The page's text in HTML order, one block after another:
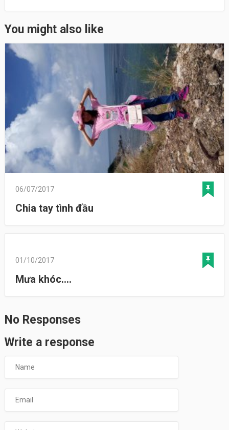
You might also like
06/07/2017
Chia tay tình đầu
01/10/2017
Mưa khóc….
No Responses
Write a response